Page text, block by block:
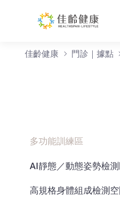
環境介紹
佳齡健康 門診｜據點
多功能訓練區
AI靜態／動態姿勢檢
高規格身體組成檢測